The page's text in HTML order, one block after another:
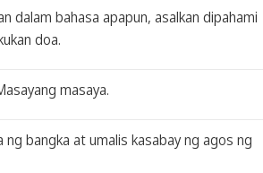
dalam bahasa apapun, asalkan dipahami
doa.
masaya.
ng bangka at umalis kasabay ng agos ng